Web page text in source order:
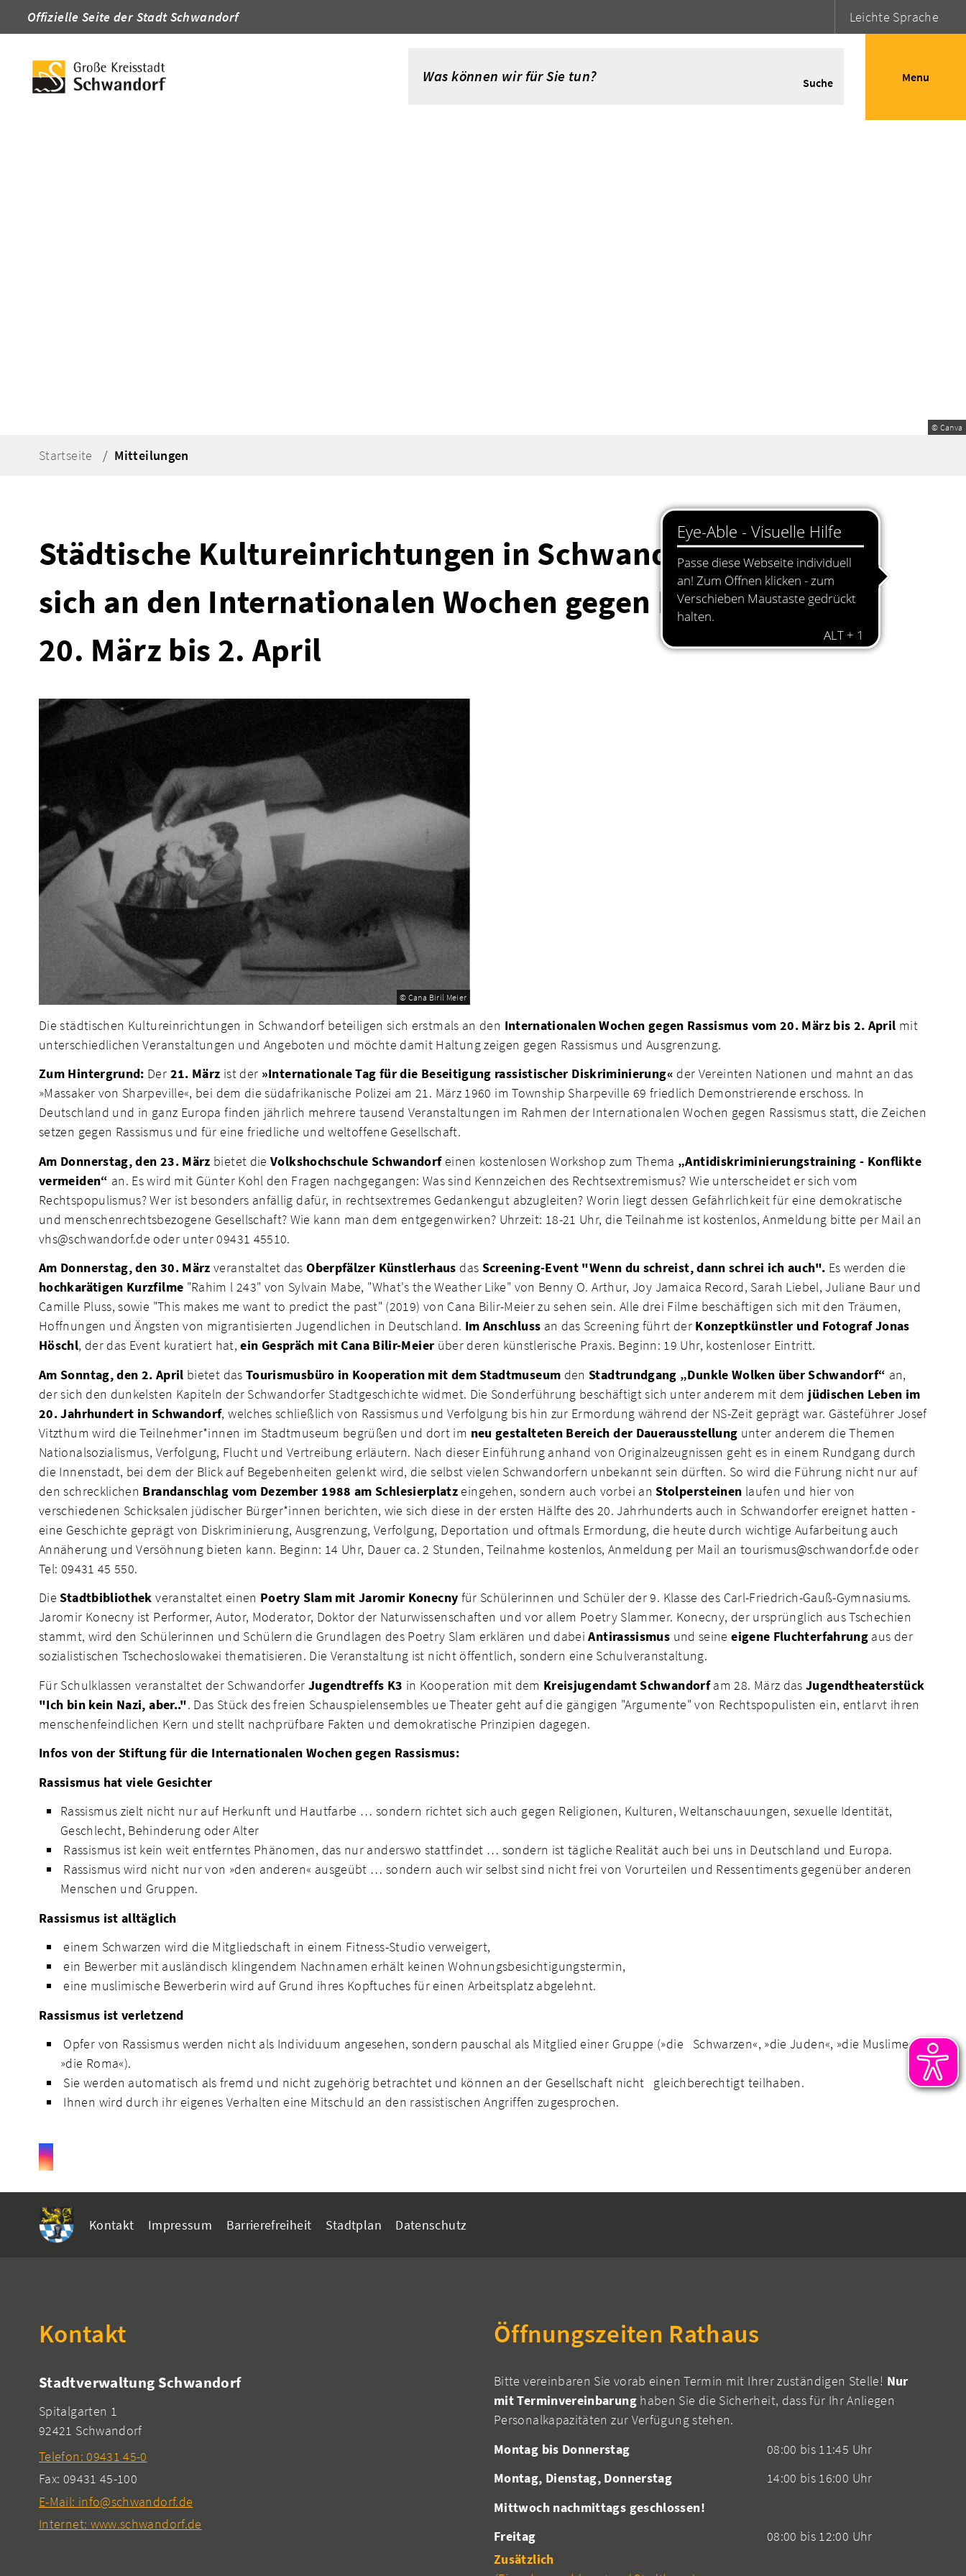
Offizielle Seite der Stadt Schwandorf Leichte Sprache
Suche Menu
© Canva
Startseite Mitteilungen
Städtische Kultureinrichtungen in Schwandorf beteiligen
sich an den Internationalen Wochen gegen Rassismus vom
20. März bis 2. April
© Cana Biril Meier
Die städtischen Kultureinrichtungen in Schwandorf beteiligen sich erstmals an den Internationalen Wochen gegen Rassismus vom 20. März bis 2. April mit
unterschiedlichen Veranstaltungen und Angeboten und möchte damit Haltung zeigen gegen Rassismus und Ausgrenzung.
Zum Hintergrund: Der 21. März ist der »Internationale Tag für die Beseitigung rassistischer Diskriminierung« der Vereinten Nationen und mahnt an das
»Massaker von Sharpeville«, bei dem die südafrikanische Polizei am 21. März 1960 im Township Sharpeville 69 friedlich Demonstrierende erschoss. In
Deutschland und in ganz Europa finden jährlich mehrere tausend Veranstaltungen im Rahmen der Internationalen Wochen gegen Rassismus statt, die Zeichen
setzen gegen Rassismus und für eine friedliche und weltoffene Gesellschaft.
Am Donnerstag, den 23. März bietet dieVolkshochschule Schwandorfeinen kostenlosen Workshop zum Thema „Antidiskriminierungstraining - Konflikte
vermeiden“ an. Es wird mit Günter Kohl den Fragen nachgegangen: Was sind Kennzeichen des Rechtsextremismus? Wie unterscheidet er sich vom
Rechtspopulismus? Wer ist besonders anfällig dafür, in rechtsextremes Gedankengut abzugleiten? Worin liegt dessen Gefährlichkeit für eine demokratische
und menschenrechtsbezogene Gesellschaft? Wie kann man dem entgegenwirken? Uhrzeit: 18-21 Uhr, die Teilnahme ist kostenlos, Anmeldung bitte per Mail an
vhs@schwandorf.de oder unter 09431 45510.
Am Donnerstag, den 30. März veranstaltet dasOberpfälzer Künstlerhaus das Screening-Event "Wenn du schreist, dann schrei ich auch". Es werden die
hochkarätigen Kurzfilme "Rahim l 243" von Sylvain Mabe, "What's the Weather Like" von Benny O. Arthur, Joy Jamaica Record, Sarah Liebel, Juliane Baur und
Camille Pluss, sowie "This makes me want to predict the past" (2019) von Cana Bilir-Meier zu sehen sein. Alle drei Filme beschäftigen sich mit den Träumen,
Hoffnungen und Ängsten von migrantisierten Jugendlichen in Deutschland. Im Anschluss an das Screening führt der Konzeptkünstler und Fotograf Jonas
Höschl, der das Event kuratiert hat,ein Gespräch mit Cana Bilir-Meier über deren künstlerische Praxis. Beginn: 19 Uhr, kostenloser Eintritt.
Am Sonntag, den 2. April bietet das Tourismusbüro in Kooperation mit dem Stadtmuseum denStadtrundgang „Dunkle Wolken über Schwandorf“ an,
der sich den dunkelsten Kapiteln der Schwandorfer Stadtgeschichte widmet. Die Sonderführung beschäftigt sich unter anderem mit dem jüdischen Leben im
20. Jahrhundert in Schwandorf, welches schließlich von Rassismus und Verfolgung bis hin zur Ermordung während der NS-Zeit geprägt war. Gästeführer Josef
Vitzthum wird die Teilnehmer*innen im Stadtmuseum begrüßen und dort im neu gestalteten Bereich der Dauerausstellung unter anderem die Themen
Nationalsozialismus, Verfolgung, Flucht und Vertreibung erläutern. Nach dieser Einführung anhand von Originalzeugnissen geht es in einem Rundgang durch
die Innenstadt, bei dem der Blick auf Begebenheiten gelenkt wird, die selbst vielen Schwandorfern unbekannt sein dürften. So wird die Führung nicht nur auf
den schrecklichen Brandanschlag vom Dezember 1988 am Schlesierplatz eingehen, sondern auch vorbei anStolpersteinen laufen und hier von
verschiedenen Schicksalen jüdischer Bürger*innen berichten, wie sich diese in der ersten Hälfte des 20. Jahrhunderts auch in Schwandorfer ereignet hatten -
eine Geschichte geprägt von Diskriminierung, Ausgrenzung, Verfolgung, Deportation und oftmals Ermordung, die heute durch wichtige Aufarbeitung auch
Annäherung und Versöhnung bieten kann. Beginn: 14 Uhr, Dauer ca. 2 Stunden, Teilnahme kostenlos, Anmeldung per Mail an tourismus@schwandorf.de oder
Tel: 09431 45 550.
DieStadtbibliothek veranstaltet einen Poetry Slam mit Jaromir Konecny für Schülerinnen und Schüler der 9. Klasse des Carl-Friedrich-Gauß-Gymnasiums.
Jaromir Konecny ist Performer, Autor, Moderator, Doktor der Naturwissenschaften und vor allem Poetry Slammer. Konecny, der ursprünglich aus Tschechien
stammt, wird den Schülerinnen und Schülern die Grundlagen des Poetry Slam erklären und dabeiAntirassismus und seineeigene Fluchterfahrung aus der
sozialistischen Tschechoslowakei thematisieren. Die Veranstaltung ist nicht öffentlich, sondern eine Schulveranstaltung.
Für Schulklassen veranstaltet der Schwandorfer Jugendtreffs K3 in Kooperation mit dem Kreisjugendamt Schwandorfam 28. März dasJugendtheaterstück
"Ich bin kein Nazi, aber..". Das Stück des freien Schauspielensembles ue Theater geht auf die gängigen "Argumente" von Rechtspopulisten ein, entlarvt ihren
menschenfeindlichen Kern und stellt nachprüfbare Fakten und demokratische Prinzipien dagegen.
Infos von der Stiftung für die Internationalen Wochen gegen Rassismus:
Rassismus hat viele Gesichter
Rassismus zielt nicht nur auf Herkunft und Hautfarbe … sondern richtet sich auch gegen Religionen, Kulturen, Weltanschauungen, sexuelle Identität,
Geschlecht, Behinderung oder Alter
Rassismus ist kein weit entferntes Phänomen, das nur anderswo stattfindet … sondern ist tägliche Realität auch bei uns in Deutschland und Europa.
Rassismus wird nicht nur von »den anderen« ausgeübt … sondern auch wir selbst sind nicht frei von Vorurteilen und Ressentiments gegenüber anderen
Menschen und Gruppen.
Rassismus ist alltäglich
einem Schwarzen wird die Mitgliedschaft in einem Fitness-Studio verweigert,
ein Bewerber mit ausländisch klingendem Nachnamen erhält keinen Wohnungsbesichtigungstermin,
eine muslimische Bewerberin wird auf Grund ihres Kopftuches für einen Arbeitsplatz abgelehnt.
Rassismus ist verletzend
Opfer von Rassismus werden nicht als Individuum angesehen, sondern pauschal als Mitglied einer Gruppe (»die Schwarzen«, »die Juden«, »die Muslime«,
»die Roma«).
Sie werden automatisch als fremd und nicht zugehörig betrachtet und können an der Gesellschaft nicht gleichberechtigt teilhaben.
Ihnen wird durch ihr eigenes Verhalten eine Mitschuld an den rassistischen Angriffen zugesprochen.
Kontakt Impressum Barrierefreiheit Stadtplan Datenschutz
Kontakt
Stadtverwaltung Schwandorf
Spitalgarten 1
92421 Schwandorf
Telefon: 09431 45-0
Fax: 09431 45-100
E-Mail: info@schwandorf.de
Internet: www.schwandorf.de
Öffnungszeiten Rathaus
Bitte vereinbaren Sie vorab einen Termin mit Ihrer zuständigen Stelle! Nur
mit Terminvereinbarunghaben Sie die Sicherheit, dass für Ihr Anliegen
Personalkapazitäten zur Verfügung stehen.
Montag bis Donnerstag
Montag, Dienstag, Donnerstag
Mittwoch nachmittags geschlossen!
08:00 bis 11:45 Uhr
14:00 bis 16:00 Uhr
Freitag
08:00 bis 12:00 Uhr
Zusätzlich